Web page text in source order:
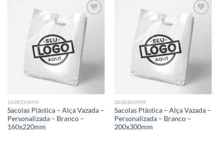
Add to
wishlist
160X220MM
Sacolas Plástica – Alça Vazada –
Personalizada – Branco –
160x220mm
Add to
wishlist
200X300MM
Sacolas Plástica – Alça Vazada –
Personalizada – Branco –
200x300mm